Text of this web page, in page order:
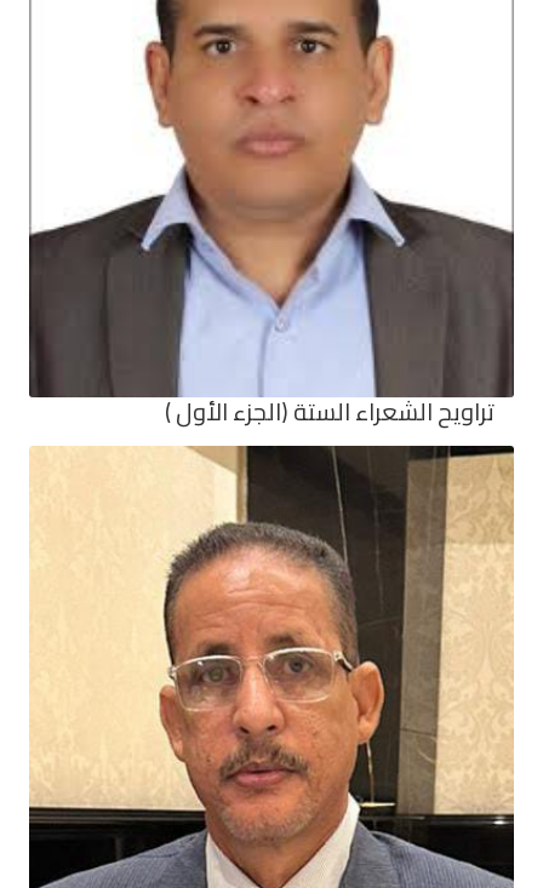
تراويح الشعراء الستة (الجزء الأول )